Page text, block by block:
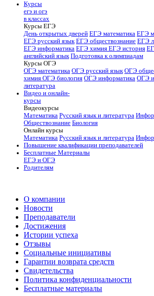
Курсы
егэ и огэ
в классах
Курсы ЕГЭ
День открытых дверей ЕГЭ математика ЕГЭ
ЕГЭ русский язык ЕГЭ обществознание ЕГЭ
ЕГЭ информатика ЕГЭ химия ЕГЭ история
английский язык Подготовка к олимпиадам
Курсы ОГЭ
ОГЭ математика ОГЭ русский язык ОГЭ
химия ОГЭ биология ОГЭ информатика ОГЭ
литература
Видео и онлайн-
курсы
Видеокурсы
Математика Русский язык и литература
Обществознание Биология
Онлайн курсы
Математика Русский язык и литература
Повышение квалификации преподавателей
Бесплатные Материалы
ЕГЭ и ОГЭ
Родителям
О компании
Новости
Преподаватели
Достижения
Истории успеха
Отзывы
Социальные инициативы
Гарантии возврата средств
Свидетельства
Политика конфиденциальности
Бесплатные материалы